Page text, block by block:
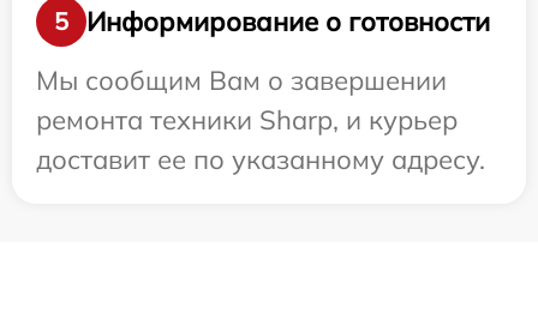
5
Информирование о готовности
Мы сообщим Вам о завершении
ремонта техники Sharp, и курьер
доставит ее по указанному адресу.